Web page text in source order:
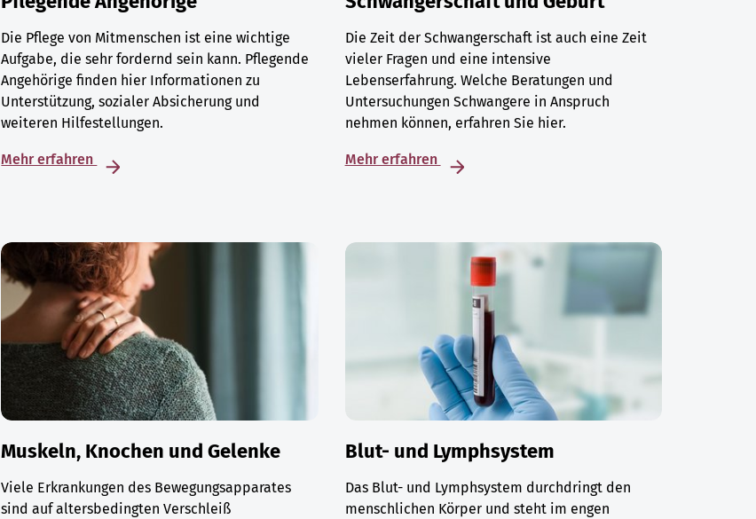
Die Pflege von Mitmenschen ist eine wichtige
Aufgabe, die sehr fordernd sein kann. Pflegende
Angehörige finden hier Informationen zu
Unterstützung, sozialer Absicherung und
weiteren Hilfestellungen.
Mehr erfahren
Die Zeit der Schwangerschaft ist auch eine Zeit
vieler Fragen und eine intensive
Lebenserfahrung. Welche Beratungen und
Untersuchungen Schwangere in Anspruch
nehmen können, erfahren Sie hier.
Mehr erfahren
Muskeln, Knochen und Gelenke
Viele Erkrankungen des Bewegungsapparates
sind auf altersbedingten Verschleiß
Blut- und Lymphsystem
Das Blut- und Lymphsystem durchdringt den
menschlichen Körper und steht im engen